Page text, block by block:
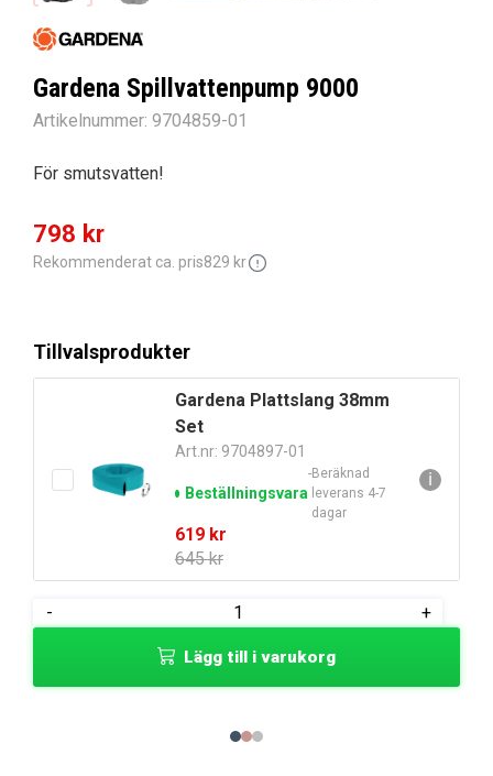
Gardena Spillvattenpump 9000
Artikelnummer: 9704859-01
För smutsvatten!
Det
ursprungliga
829 kr.
798 kr
Det
nuvarande
798 kr.
Rekommenderat ca. pris829 kr
Tillvalsprodukter
Gardena Plattslang 38mm
Set
Art.nr: 9704897-01
Beställningsvara
Beräknad
leverans 4-7
dagar
645kr
Det
ursprungliga
priset
645 kr.
619 kr
Det
nuvarande
priset
619 kr.
ℹ
-
Gardena
mängd
+
Lägg till i varukorg